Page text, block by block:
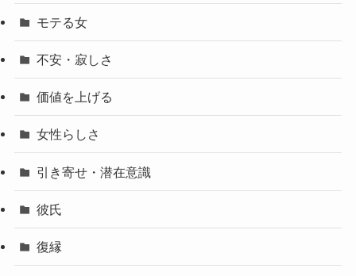
モテる女
不安・寂しさ
価値を上げる
女性らしさ
引き寄せ・潜在意識
彼氏
復縁